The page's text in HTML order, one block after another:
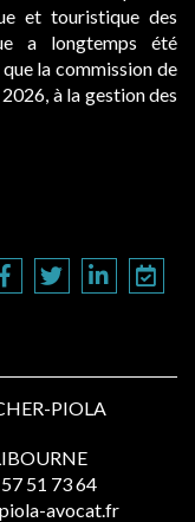
des
été
de
la gestion des
public,
PIOLA
51 73 64
avocat.fr